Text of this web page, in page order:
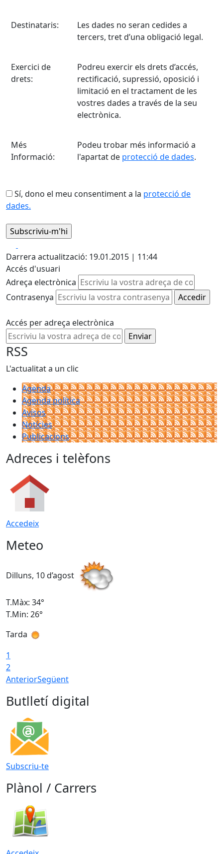
Destinataris:
Les dades no seran cedides a
tercers, tret d’una obligació legal.
Exercici de
drets:
Podreu exercir els drets d’accés,
rectificació, supressió, oposició i
limitació en el tractament de les
vostres dades a través de la seu
electrònica.
Més
Informació:
Podeu trobar més informació a
l'apartat de protecció de dades.
Sí, dono el meu consentiment a la protecció de
dades.
Darrera actualització: 19.01.2015 | 11:44
Accés d'usuari
Adreça electrònica
Contrasenya
Accés per adreça electrònica
RSS
L'actualitat a un clic
Agenda
Agenda política
Avisos
Notícies
Publicacions
Adreces i telèfons
Accedeix
Meteo
Dilluns, 10 d’agost
T.Màx: 34°
T.Min: 26°
Tarda
1
2
AnteriorSegüent
Butlletí digital
Subscriu-te
Plànol / Carrers